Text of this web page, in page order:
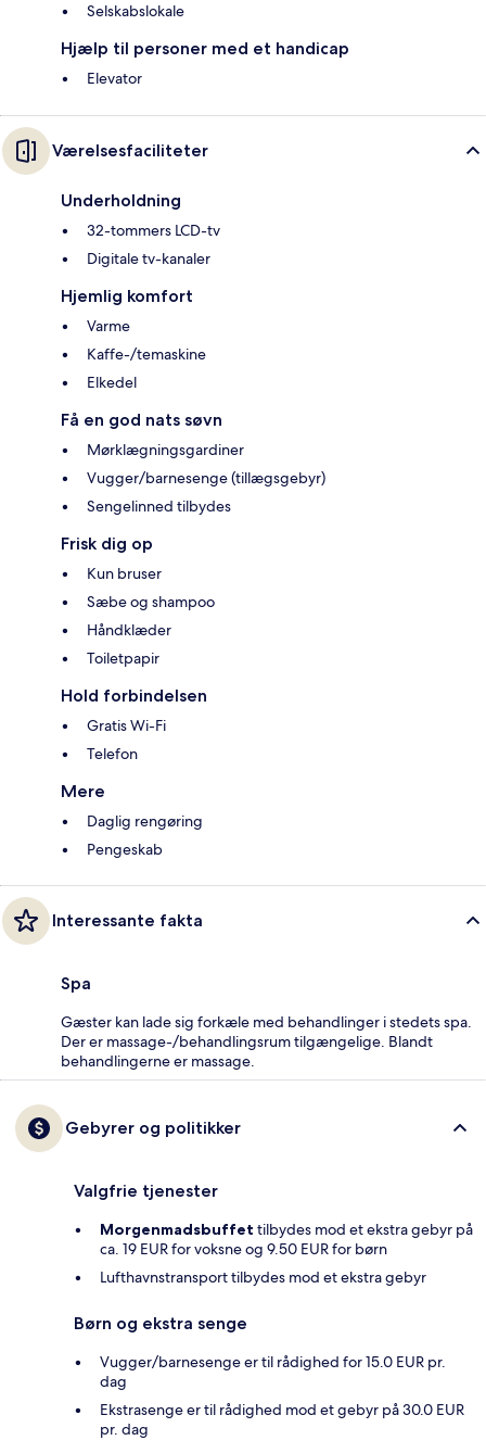
Selskabslokale
Hjælp til personer med et handicap
Elevator
Værelsesfaciliteter
Underholdning
32-tommers LCD-tv
Digitale tv-kanaler
Hjemlig komfort
Varme
Kaffe-/temaskine
Elkedel
Få en god nats søvn
Mørklægningsgardiner
Vugger/barnesenge (tillægsgebyr)
Sengelinned tilbydes
Frisk dig op
Kun bruser
Sæbe og shampoo
Håndklæder
Toiletpapir
Hold forbindelsen
Gratis Wi-Fi
Telefon
Mere
Daglig rengøring
Pengeskab
Interessante fakta
Spa
Gæster kan lade sig forkæle med behandlinger i stedets spa.
Der er massage-/behandlingsrum tilgængelige. Blandt
behandlingerne er massage.
Gebyrer og politikker
Valgfrie tjenester
Morgenmadsbuffet tilbydes mod et ekstra gebyr på
ca. 19 EUR for voksne og 9.50 EUR for børn
Lufthavnstransport tilbydes mod et ekstra gebyr
Børn og ekstra senge
Vugger/barnesenge er til rådighed for 15.0 EUR pr.
dag
Ekstrasenge er til rådighed mod et gebyr på 30.0 EUR
pr. dag